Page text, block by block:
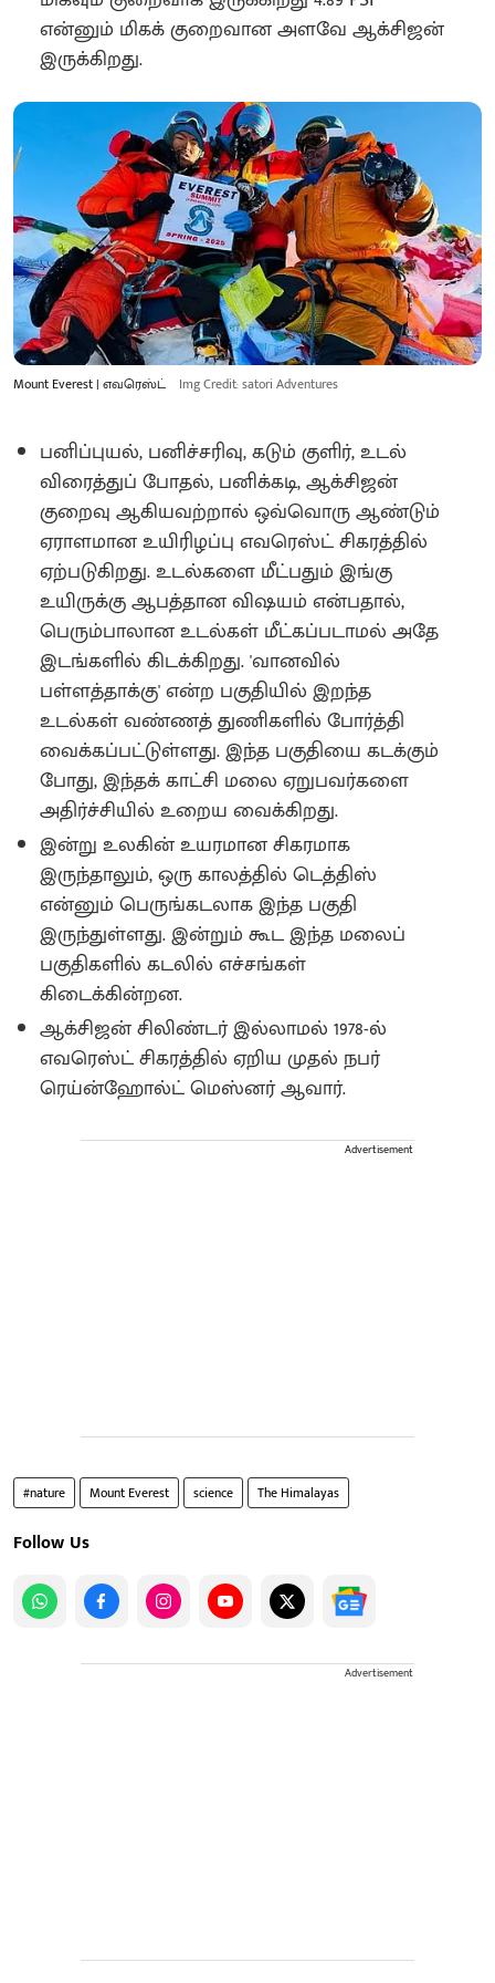
என்னும் மிகக் குறைவான அளவே ஆக்சிஜன்
இருக்கிறது.
Mount Everest | எவரெஸ்ட் Img Credit: satori Adventures
பனிப்புயல், பனிச்சரிவு, கடும் குளிர், உடல்
விரைத்துப் போதல், பனிக்கடி, ஆக்சிஜன்
குறைவு ஆகியவற்றால் ஒவ்வொரு ஆண்டும்
ஏராளமான உயிரிழப்பு எவரெஸ்ட் சிகரத்தில்
ஏற்படுகிறது. உடல்களை மீட்பதும் இங்கு
உயிருக்கு ஆபத்தான விஷயம் என்பதால்,
பெரும்பாலான உடல்கள் மீட்கப்படாமல் அதே
இடங்களில் கிடக்கிறது. 'வானவில்
பள்ளத்தாக்கு' என்ற பகுதியில் இறந்த
உடல்கள் வண்ணத் துணிகளில் போர்த்தி
வைக்கப்பட்டுள்ளது. இந்த பகுதியை கடக்கும்
போது, இந்தக் காட்சி மலை ஏறுபவர்களை
அதிர்ச்சியில் உறைய வைக்கிறது.
இன்று உலகின் உயரமான சிகரமாக
இருந்தாலும், ஒரு காலத்தில் டெத்திஸ்
என்னும் பெருங்கடலாக இந்த பகுதி
இருந்துள்ளது. இன்றும் கூட இந்த மலைப்
பகுதிகளில் கடலில் எச்சங்கள்
கிடைக்கின்றன.
ஆக்சிஜன் சிலிண்டர் இல்லாமல் 1978-ல்
எவரெஸ்ட் சிகரத்தில் ஏறிய முதல் நபர்
ரெய்ன்ஹோல்ட் மெஸ்னர் ஆவார்.
Advertisement
#nature Mount Everest science The Himalayas
Follow Us
Advertisement